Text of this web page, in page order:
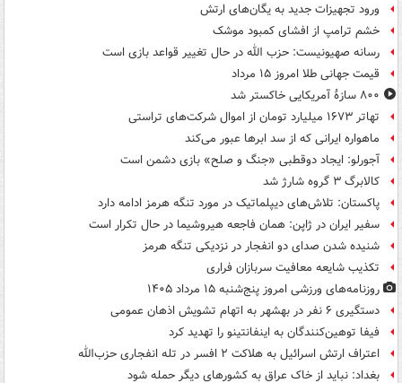
ورود تجهیزات جدید به یگان‌های ارتش
خشم ترامپ از افشای کمبود موشک
رسانه صهیونیست: حزب الله در حال تغییر قواعد بازی است
قیمت جهانی طلا امروز ۱۵ مرداد
۸۰۰ سازۀ آمریکایی خاکستر شد
تهاتر ۱۶۷۳ میلیارد تومان از اموال شرکت‌های تراستی
ماهواره ایرانی که از سد ابرها عبور می‌کند
آجورلو: ایجاد دوقطبی «جنگ و صلح‌» بازی دشمن است
کالابرگ ۳ گروه شارژ شد
پاکستان: تلاش‌های دیپلماتیک در مورد تنگه هرمز ادامه دارد
سفیر ایران در ژاپن: همان فاجعه هیروشیما در حال تکرار است
شنیده شدن صدای دو انفجار در نزدیکی تنگه هرمز
تکذیب شایعه معافیت سربازان فراری
روزنامه‌های ورزشی امروز پنج‌شنبه ۱۵ مرداد ۱۴۰۵
دستگیری ۶ نفر در بهشهر به اتهام تشویش اذهان عمومی
فیفا توهین‌کنندگان به اینفانتینو را تهدید کرد
اعتراف ارتش اسرائیل به هلاکت ۲ افسر در تله انفجاری حزب‌الله
بغداد: نباید از خاک عراق به کشورهای دیگر حمله شود